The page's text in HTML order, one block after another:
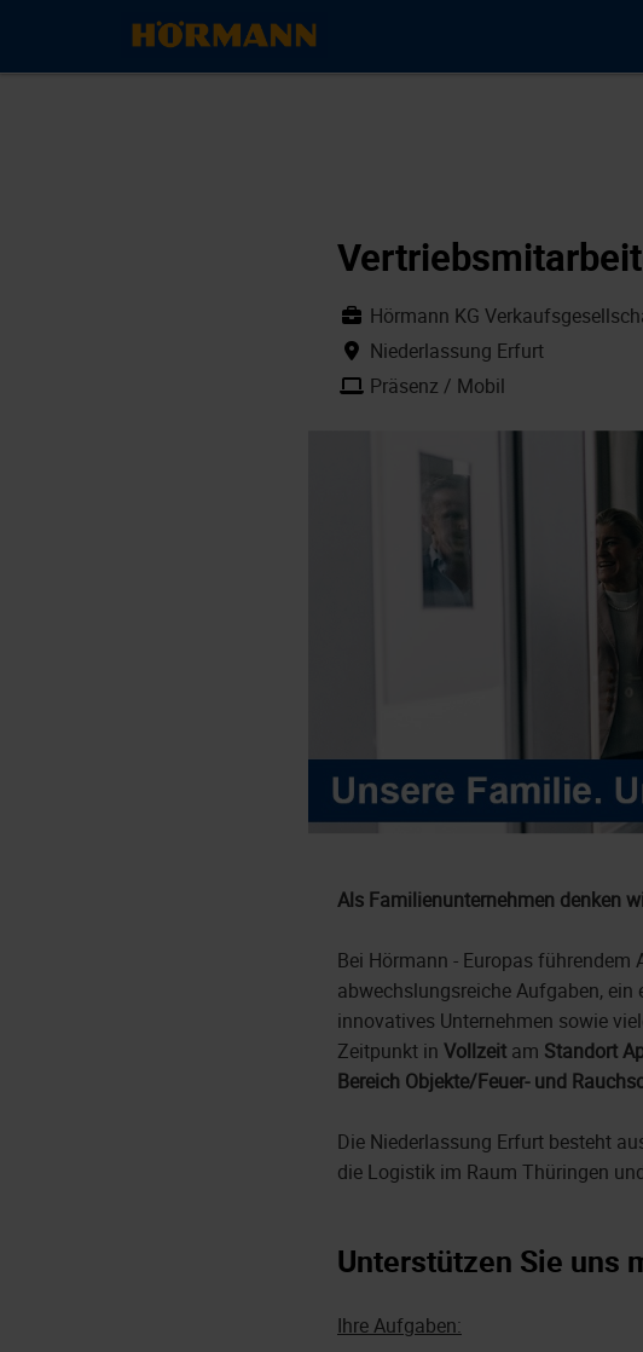
Hörmann KG
Niederlassung Erfurt
Präsenz / Mobil
Als Familienunternehmen denken
Bei Hörmann - Europas führendem
abwechslungsreiche Aufgaben,
innovatives Unternehmen sowie
Zeitpunkt in Vollzeit am Standort
Bereich Objekte/Feuer- und
Die Niederlassung Erfurt besteht
die Logistik im Raum Thüringen
Unterstützen Sie uns
Ihre Aufgaben: